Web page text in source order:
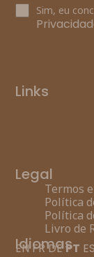
Sim, eu
Links
Legal
Termos
Política
Política
Livro de
Idiomas
EN FR DEPT ES